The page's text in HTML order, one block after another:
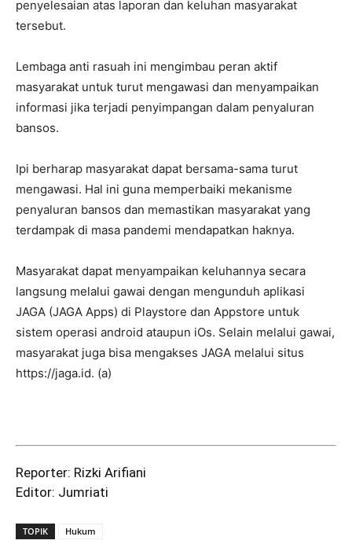
penyelesaian atas laporan dan keluhan masyarakat
tersebut.
Lembaga anti rasuah ini mengimbau peran aktif
masyarakat untuk turut mengawasi dan menyampaikan
informasi jika terjadi penyimpangan dalam penyaluran
bansos.
Ipi berharap masyarakat dapat bersama-sama turut
mengawasi. Hal ini guna memperbaiki mekanisme
penyaluran bansos dan memastikan masyarakat yang
terdampak di masa pandemi mendapatkan haknya.
Masyarakat dapat menyampaikan keluhannya secara
langsung melalui gawai dengan mengunduh aplikasi
JAGA (JAGA Apps) di Playstore dan Appstore untuk
sistem operasi android ataupun iOs. Selain melalui gawai,
masyarakat juga bisa mengakses JAGA melalui situs
https://jaga.id. (a)
Reporter: Rizki Arifiani
Editor: Jumriati
TOPIK Hukum